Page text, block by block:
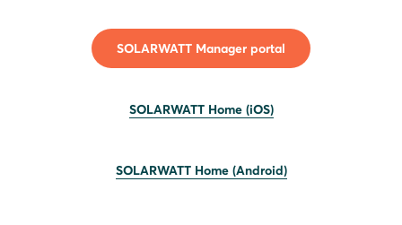
SOLARWATT Manager portal
SOLARWATT Home (iOS)
SOLARWATT Home (Android)